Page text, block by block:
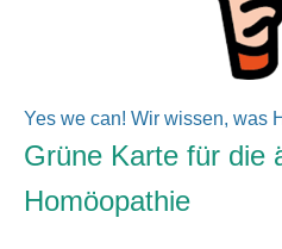
Yes we can! Wir wissen, was
Grüne Karte für die
Homöopathie